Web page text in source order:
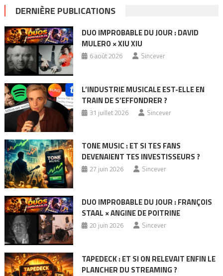
DERNIÈRE PUBLICATIONS
DUO IMPROBABLE DU JOUR : DAVID
MULERO × XIU XIU
6 août 2026 Sincever
L’INDUSTRIE MUSICALE EST-ELLE EN
TRAIN DE S’EFFONDRER ?
31 juillet 2026 Sincever
TONE MUSIC : ET SI TES FANS
DEVENAIENT TES INVESTISSEURS ?
27 juin 2026 Sincever
DUO IMPROBABLE DU JOUR : FRANÇOIS
STAAL × ANGINE DE POITRINE
20 juin 2026 Sincever
TAPEDECK : ET SI ON RELEVAIT ENFIN LE
PLANCHER DU STREAMING ?